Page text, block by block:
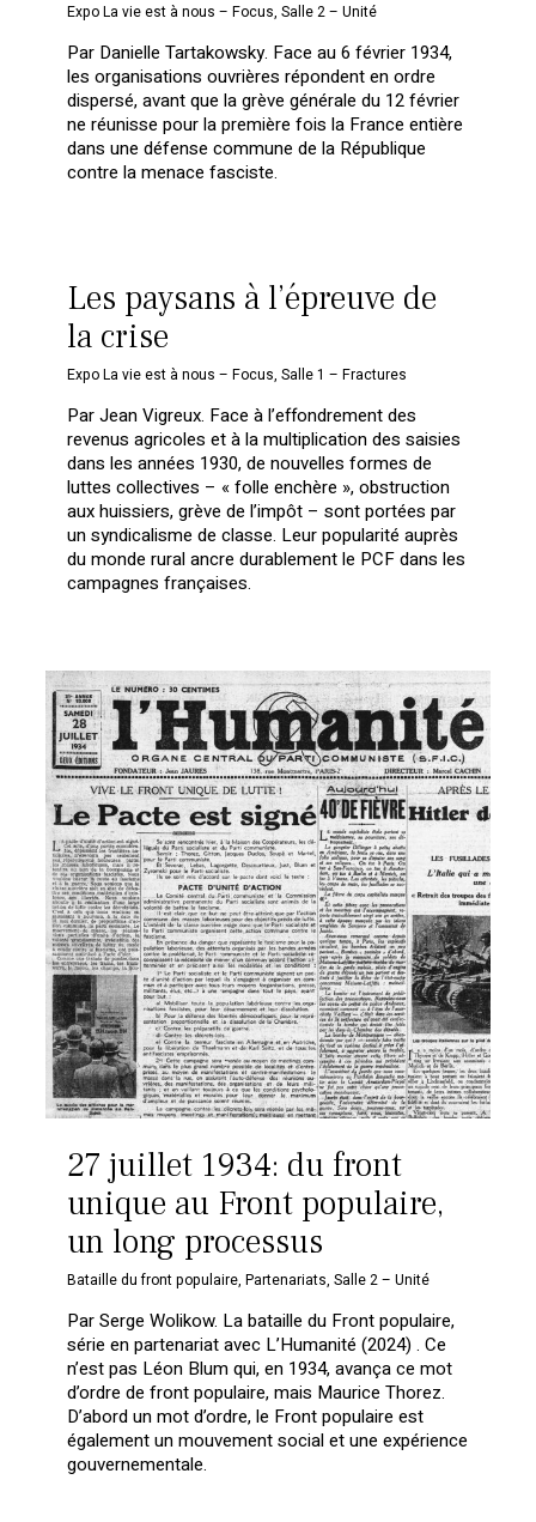
Expo La vie est à nous – Focus,Salle 2 – Unité
Par Danielle Tartakowsky. Face au 6 février 1934,
les organisations ouvrières répondent en ordre
dispersé, avant que la grève générale du 12 février
ne réunisse pour la première fois la France entière
dans une défense commune de la République
contre la menace fasciste.
Les paysans à l’épreuve de
la crise
Expo La vie est à nous – Focus,Salle 1 – Fractures
Par Jean Vigreux. Face à l’effondrement des
revenus agricoles et à la multiplication des saisies
dans les années 1930, de nouvelles formes de
luttes collectives – « folle enchère », obstruction
aux huissiers, grève de l’impôt – sont portées par
un syndicalisme de classe. Leur popularité auprès
du monde rural ancre durablement le PCF dans les
campagnes françaises.
27 juillet 1934: du front
unique au Front populaire,
un long processus
Bataille du front populaire,Partenariats,Salle 2 – Unité
Par Serge Wolikow. La bataille du Front populaire,
série en partenariat avec L’Humanité (2024) . Ce
n’est pas Léon Blum qui, en 1934, avança ce mot
d’ordre de front populaire, mais Maurice Thorez.
D’abord un mot d’ordre, le Front populaire est
également un mouvement social et une expérience
gouvernementale.